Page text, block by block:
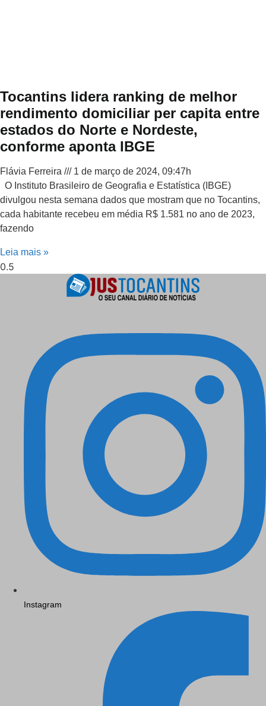
Tocantins lidera ranking de melhor
rendimento domiciliar per capita entre
estados do Norte e Nordeste,
conforme aponta IBGE
Flávia Ferreira
1 de março de 2024, 09:47h
O Instituto Brasileiro de Geografia e Estatística (IBGE)
divulgou nesta semana dados que mostram que no Tocantins,
cada habitante recebeu em média R$ 1.581 no ano de 2023,
fazendo
Leia mais »
Instagram